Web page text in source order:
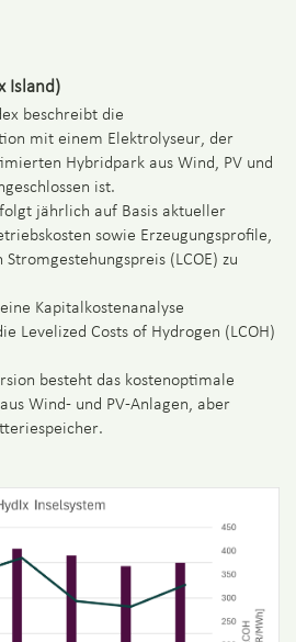
Island)
beschreibt die
mit einem Elektrolyseur, der
Hybridpark aus Wind, PV und
ist.
jährlich auf Basis aktueller
sowie Erzeugungsprofile,
(LCOE) zu
Kapitalkostenanalyse
Levelized Costs of Hydrogen (LCOH)
besteht das kostenoptimale
Wind- und PV-Anlagen, aber